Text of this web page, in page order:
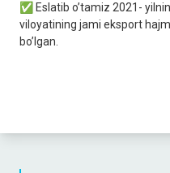
✅ Eslatib oʼtamiz 2021-
viloyatining jami eksport
boʼlgan.